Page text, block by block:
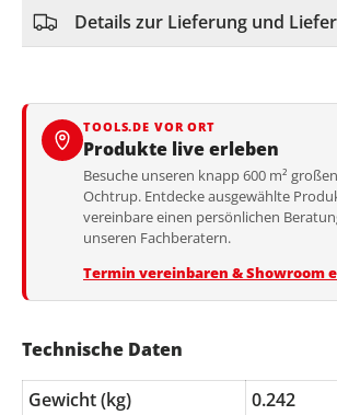
Details zur Lieferung und
TOOLS.DE VOR ORT
Produkte live erleben
Besuche unseren knapp 600 m²
Ochtrup. Entdecke ausgewählte
vereinbare einen persönlichen
unseren Fachberatern.
Termin vereinbaren & Showroom
Technische Daten
Gewicht (kg)
0.242